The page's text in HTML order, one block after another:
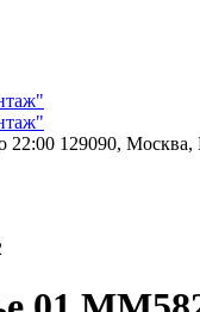
22:00 129090, Москва,